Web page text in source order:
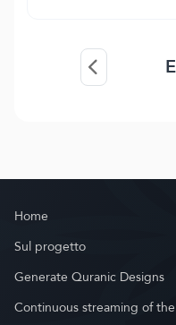
Home
Sul progetto
Generate Quranic Designs
Continuous streaming of